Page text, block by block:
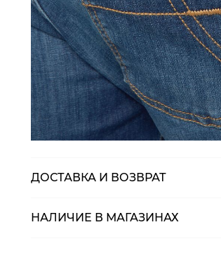
ДОСТАВКА И ВОЗВРАТ
НАЛИЧИЕ В МАГАЗИНАХ